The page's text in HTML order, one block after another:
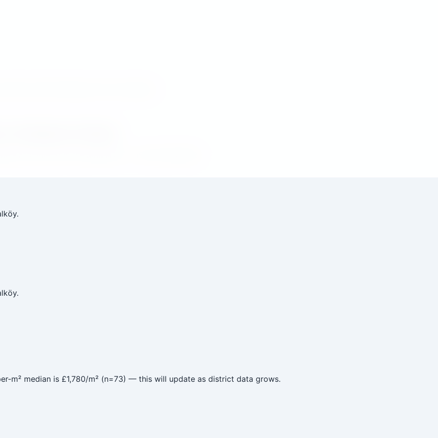
and rental listings can be compared.
Северного Кипра
size come from the data layer — never hardcoded.
m² median is £1,780/m² (n=73) — this will update as district data grows.